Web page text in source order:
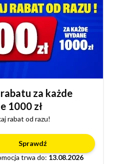
rabatu za każde
1000 zł
rabat od razu!
Sprawdź
trwa do: 13.08.2026